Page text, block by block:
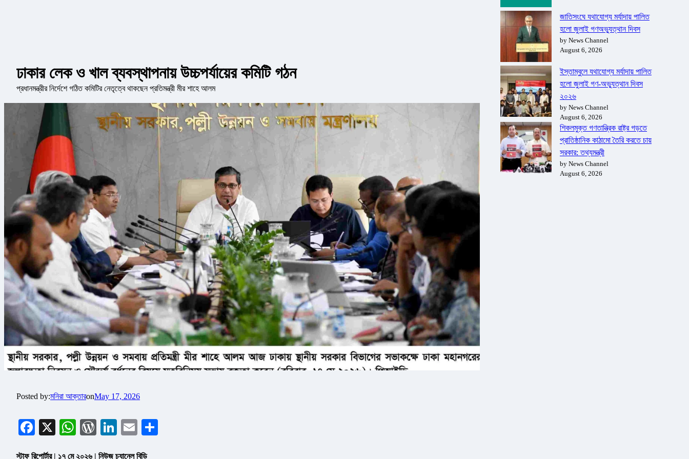
ঢাকার লেক ও খাল ব্যবস্থাপনায় উচ্চপর্যায়ের কমিটি গঠন
প্রধানমন্ত্রীর নির্দেশে গঠিত কমিটির নেতৃত্বে থাকছেন প্রতিমন্ত্রী মীর শাহে আলম
Posted by:মনিরা আক্তারonMay 17, 2026
Facebook
X WhatsApp
WordPress
LinkedIn
Email
স্টাফ রিপোর্টার | ১৭ মে ২০২৬ | নিউজ চ্যানেল বিডি
জাতিসংঘে যথাযোগ্য মর্যাদায় পালিত
হলো জুলাই গণঅভ্যুত্থান দিবস
by News Channel
August 6, 2026
ইস্তাম্বুলে যথাযোগ্য মর্যাদায় পালিত
হলো জুলাই গণ-অভ্যুত্থান দিবস
২০২৬
by News Channel
August 6, 2026
শিকলমুক্ত গণতান্ত্রিক রাষ্ট্র গড়তে
প্রাতিষ্ঠানিক কাঠামো তৈরি করতে চায়
সরকার: তথ্যমন্ত্রী
by News Channel
August 6, 2026